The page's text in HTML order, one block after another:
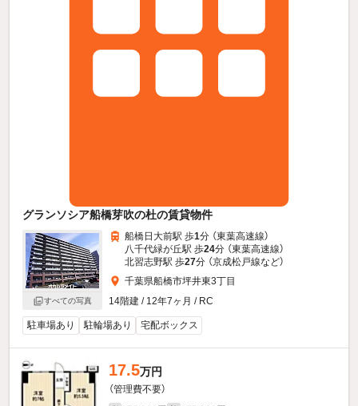
グランソシア船橋芽吹の杜の賃貸物件
すべての写真
船橋日大前駅 歩1分 （東葉高速線）
八千代緑が丘駅 歩24分 （東葉高速線）
北習志野駅 歩27分 （京成松戸線など）
千葉県船橋市坪井東3丁目
14階建 / 12年7ヶ月 / RC
駐車場あり 駐輪場あり 宅配ボックス
17.5万円
（管理費不要）